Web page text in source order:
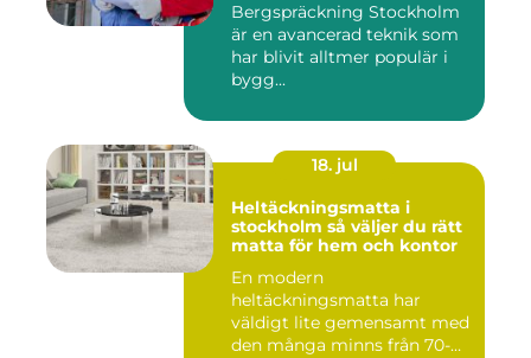
Bergspräckning Stockholm
är en avancerad teknik som
har blivit alltmer populär i
bygg...
18. jul
Heltäckningsmatta i
stockholm så väljer du rätt
matta för hem och kontor
En modern
heltäckningsmatta har
väldigt lite gemensamt med
den många minns från 70-